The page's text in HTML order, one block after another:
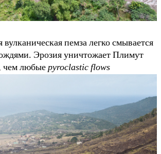
вулканическая пемза легко смывается
Эрозия уничтожает Плимут
чем любыеpyroclastic flows